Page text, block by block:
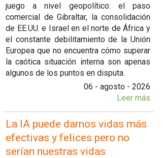
juego a nivel geopolítico: el paso
comercial de Gibraltar, la consolidación
de EE.UU. e Israel en el norte de África y
el constante debilitamiento de la Unión
Europea que no encuentra cómo superar
la caótica situación interna son apenas
algunos de los puntos en disputa.
06 - agosto - 2026
Leer más
La IA puede darnos vidas más
efectivas y felices pero no
serían nuestras vidas